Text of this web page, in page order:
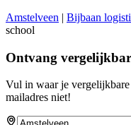
Amstelveen | Bijbaan
school
Ontvang
Vul in waar je vergelijkbare
mailadres niet!